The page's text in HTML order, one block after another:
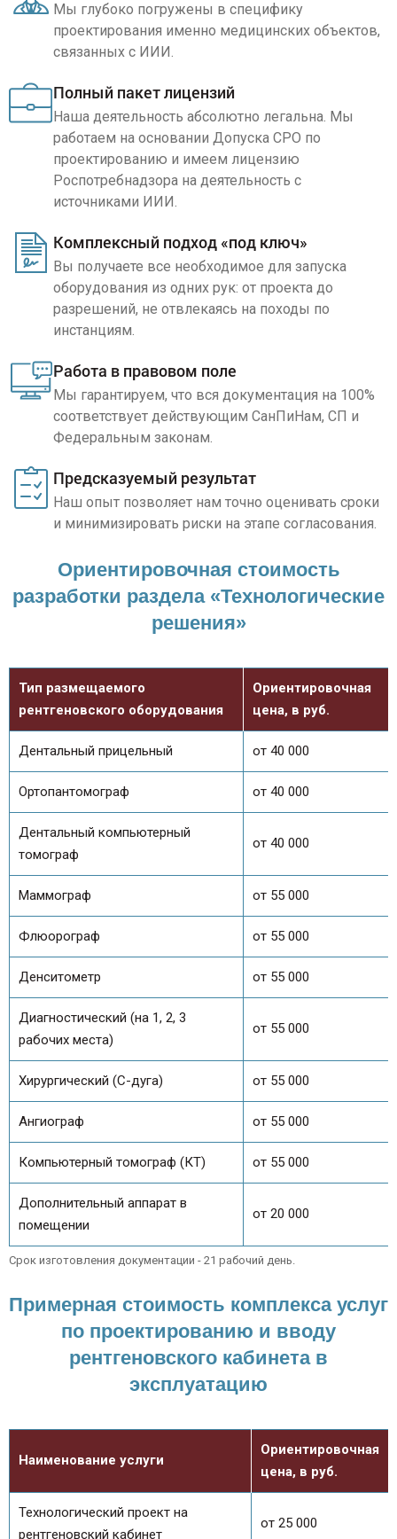
Мы глубоко погружены в специфику
проектирования именно медицинских объектов,
связанных с ИИИ.
Полный пакет лицензий
Наша деятельность абсолютно легальна. Мы
работаем на основании Допуска СРО по
проектированию и имеем лицензию
Роспотребнадзора на деятельность с
источниками ИИИ.
Комплексный подход «под ключ»
Вы получаете все необходимое для запуска
оборудования из одних рук: от проекта до
разрешений, не отвлекаясь на походы по
инстанциям.
Работа в правовом поле
Мы гарантируем, что вся документация на 100%
соответствует действующим СанПиНам, СП и
Федеральным законам.
Предсказуемый результат
Наш опыт позволяет нам точно оценивать сроки
и минимизировать риски на этапе согласования.
Ориентировочная стоимость
разработки раздела «Технологические
решения»
Тип размещаемого
рентгеновского оборудования
Ориентировочная
цена, в руб.
Дентальный прицельный от 40 000
Ортопантомограф от 40 000
Дентальный компьютерный
томограф
от 40 000
Маммограф от 55 000
Флюорограф от 55 000
Денситометр от 55 000
Диагностический (на 1, 2, 3
рабочих места)
от 55 000
Хирургический (С-дуга) от 55 000
Ангиограф от 55 000
Компьютерный томограф (КТ) от 55 000
Дополнительный аппарат в
помещении
от 20 000
Срок изготовления документации - 21 рабочий день.
Примерная стоимость комплекса услуг
по проектированию и вводу
рентгеновского кабинета в
эксплуатацию
Наименование услуги
Ориентировочная
цена, в руб.
Технологический проект на
рентгеновский кабинет
от 25 000